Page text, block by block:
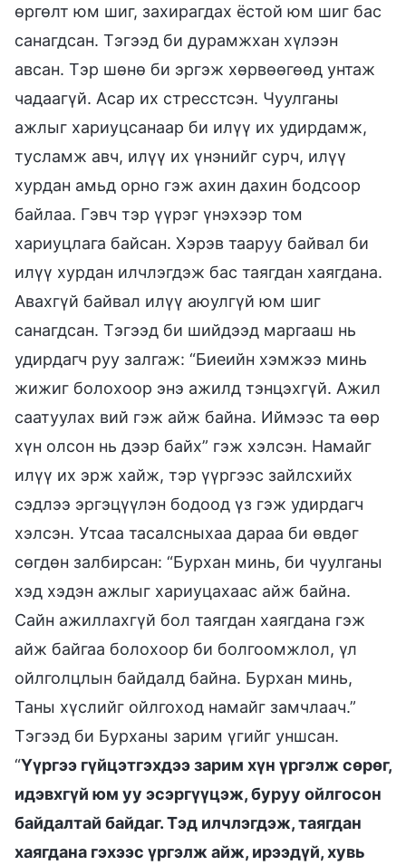
өргөлт юм шиг, захирагдах ёстой юм шиг бас
санагдсан. Тэгээд би дурамжхан хүлээн
авсан. Тэр шөнө би эргэж хөрвөөгөөд унтаж
чадаагүй. Асар их стресстсэн. Чуулганы
ажлыг хариуцсанаар би илүү их удирдамж,
тусламж авч, илүү их үнэнийг сурч, илүү
хурдан амьд орно гэж ахин дахин бодсоор
байлаа. Гэвч тэр үүрэг үнэхээр том
хариуцлага байсан. Хэрэв тааруу байвал би
илүү хурдан илчлэгдэж бас таягдан хаягдана.
Авахгүй байвал илүү аюулгүй юм шиг
санагдсан. Тэгээд би шийдээд маргааш нь
удирдагч руу залгаж: “Биеийн хэмжээ минь
жижиг болохоор энэ ажилд тэнцэхгүй. Ажил
саатуулах вий гэж айж байна. Иймээс та өөр
хүн олсон нь дээр байх” гэж хэлсэн. Намайг
илүү их эрж хайж, тэр үүргээс зайлсхийх
сэдлээ эргэцүүлэн бодоод үз гэж удирдагч
хэлсэн. Утсаа тасалсныхаа дараа би өвдөг
сөгдөн залбирсан: “Бурхан минь, би чуулганы
хэд хэдэн ажлыг хариуцахаас айж байна.
Сайн ажиллахгүй бол таягдан хаягдана гэж
айж байгаа болохоор би болгоомжлол, үл
ойлголцлын байдалд байна. Бурхан минь,
Таны хүслийг ойлгоход намайг замчлаач.”
Тэгээд би Бурханы зарим үгийг уншсан.
“Үүргээ гүйцэтгэхдээ зарим хүн үргэлж сөрөг,
идэвхгүй юм уу эсэргүүцэж, буруу ойлгосон
байдалтай байдаг. Тэд илчлэгдэж, таягдан
хаягдана гэхээс үргэлж айж, ирээдүй, хувь